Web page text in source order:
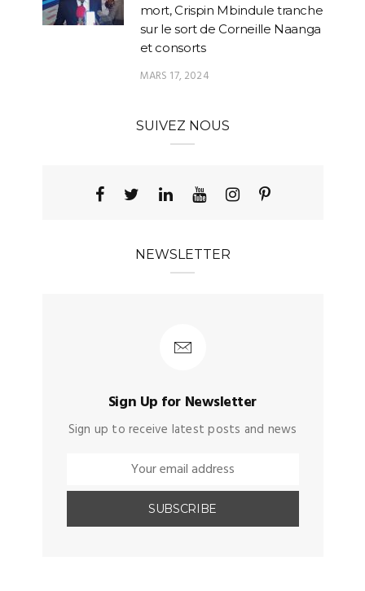
mort, Crispin Mbindule tranche
sur le sort de Corneille Naanga
et consorts
MARS 17, 2024
SUIVEZ NOUS
NEWSLETTER
Sign Up for Newsletter
Sign up to receive latest posts and news